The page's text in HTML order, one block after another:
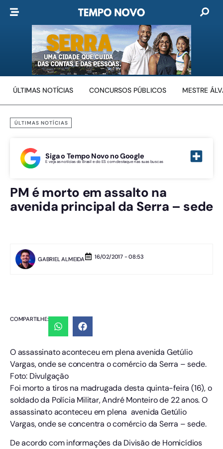
ÚLTIMAS NOTÍCIAS CONCURSOS PÚBLICOS MESTRE
ÚLTIMAS NOTÍCIAS
Siga o Tempo Novo no Google
E veja as notícias do Brasil e do ES com destaque nas suas buscas
PM é morto em assalto na
avenida principal da Serra – sede
GABRIEL ALMEIDA 16/02/2017 - 08:53
COMPARTILHE:
O assassinato aconteceu em plena avenida Getúlio
Vargas, onde se concentra o comércio da Serra – sede.
Foto: Divulgação
Foi morto a tiros na madrugada desta quinta-feira (16), o
soldado da Polícia Militar, André Monteiro de 22 anos. O
assassinato aconteceu em plena avenida Getúlio
Vargas, onde se concentra o comércio da Serra – sede.
De acordo com informações da Divisão de Homicídios